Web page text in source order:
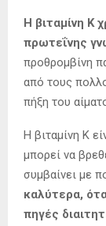
Η βιταμίνη Κ
πρωτεΐνης
προθρομβίνη
από τους
πήξη του
Η βιταμίνη Κ
μπορεί να
συμβαίνει με
καλύτερα,
πηγές